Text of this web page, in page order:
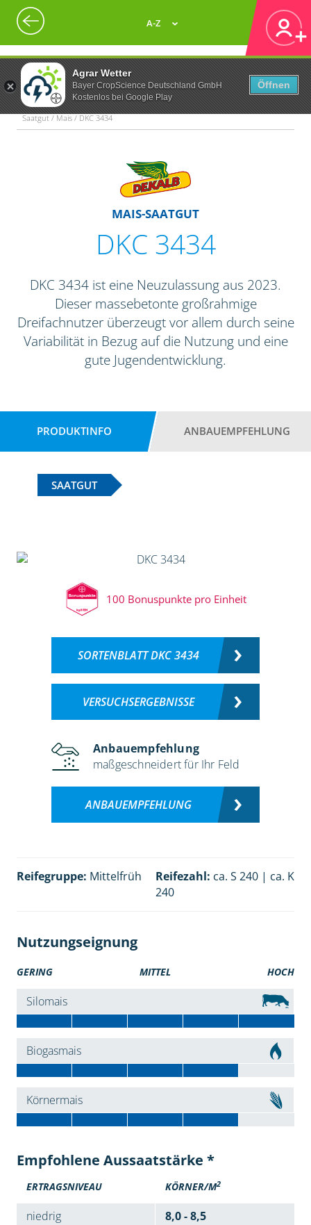
Agrar Wetter
Bayer CropScience Deutschland GmbH
Kostenlos bei Google Play
Öffnen
A-Z
Saatgut / Mais / DKC 3434
MAIS-SAATGUT
DKC 3434
DKC 3434 ist eine Neuzulassung aus 2023.
Dieser massebetonte großrahmige
Dreifachnutzer überzeugt vor allem durch seine
Variabilität in Bezug auf die Nutzung und eine
gute Jugendentwicklung.
PRODUKTINFO ANBAUEMPFEHLUNG
SAATGUT
100 Bonuspunkte pro Einheit
SORTENBLATT DKC 3434
VERSUCHSERGEBNISSE
Anbauempfehlung
maßgeschneidert für Ihr Feld
ANBAUEMPFEHLUNG
Reifegruppe: Mittelfrüh Reifezahl: ca. S 240 | ca. K
240
Nutzungseignung
GERING MITTEL HOCH
Silomais
Biogasmais
Körnermais
Empfohlene Aussaatstärke *
ERTRAGSNIVEAU KÖRNER/M2
niedrig
8,0 - 8,5